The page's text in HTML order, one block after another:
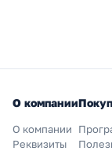
О компании
О компании
Реквизиты